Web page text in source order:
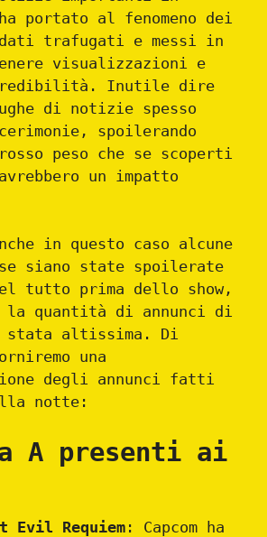
portato al fenomeno dei
trafugati e messi in
visualizzazioni e
credibilità. Inutile dire
di notizie spesso
spoilerando
peso che se scoperti
un impatto
in questo caso alcune
siano state spoilerate
tutto prima dello show,
quantità di annunci di
stata altissima. Di
una
degli annunci fatti
notte:
A presenti ai
Evil Requiem : Capcom ha